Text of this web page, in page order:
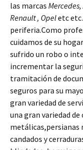
las marcas
Renault , Opeletc
periferia.Como
cuidamos de su
sufrido un robo o
incrementar la
tramitación de
seguros para su
gran variedad de
una gran variedad
candados y